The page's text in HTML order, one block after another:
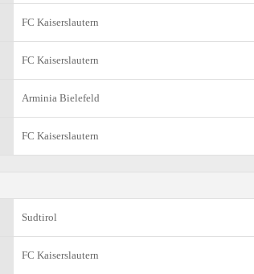
FC Kaiserslautern
FC Kaiserslautern
Arminia Bielefeld
FC Kaiserslautern
Sudtirol
FC Kaiserslautern